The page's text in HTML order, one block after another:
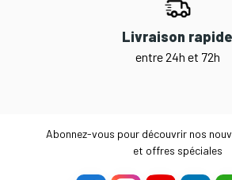
Livraison rapide
entre 24h et 72h
Abonnez-vous pour découvrir nos
et offres spéciales